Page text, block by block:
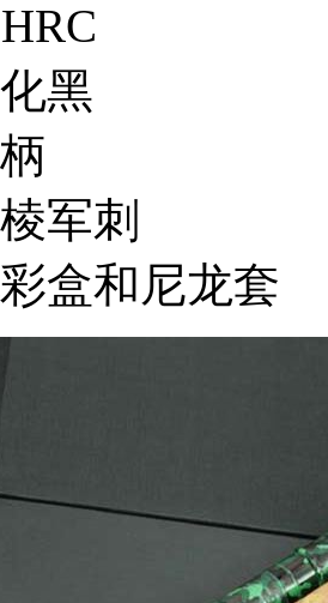
黑
军刺
盒和尼龙套